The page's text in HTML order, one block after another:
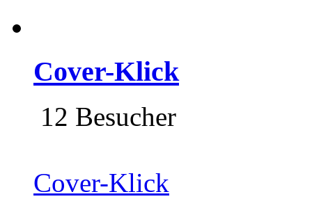
Cover-Klick
12 Besucher
Cover-Klick